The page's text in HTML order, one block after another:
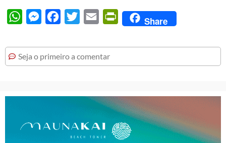
WhatsAppMessengerFacebook
Twitter Email PrintFriendly
Share
Seja o primeiro a comentar